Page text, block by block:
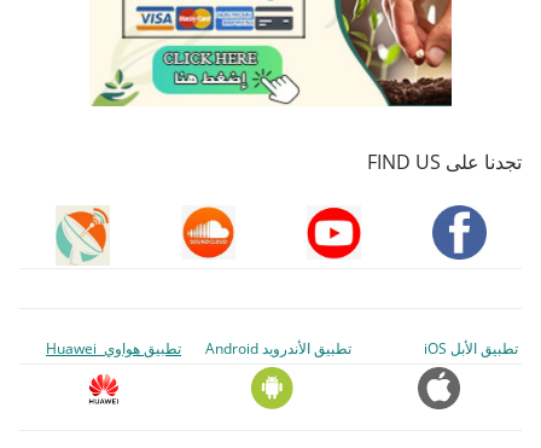
تجدنا على FIND US
تطبيق الأبل iOS تطبيق الأندرويد Android تطبيق هواوي Huawei